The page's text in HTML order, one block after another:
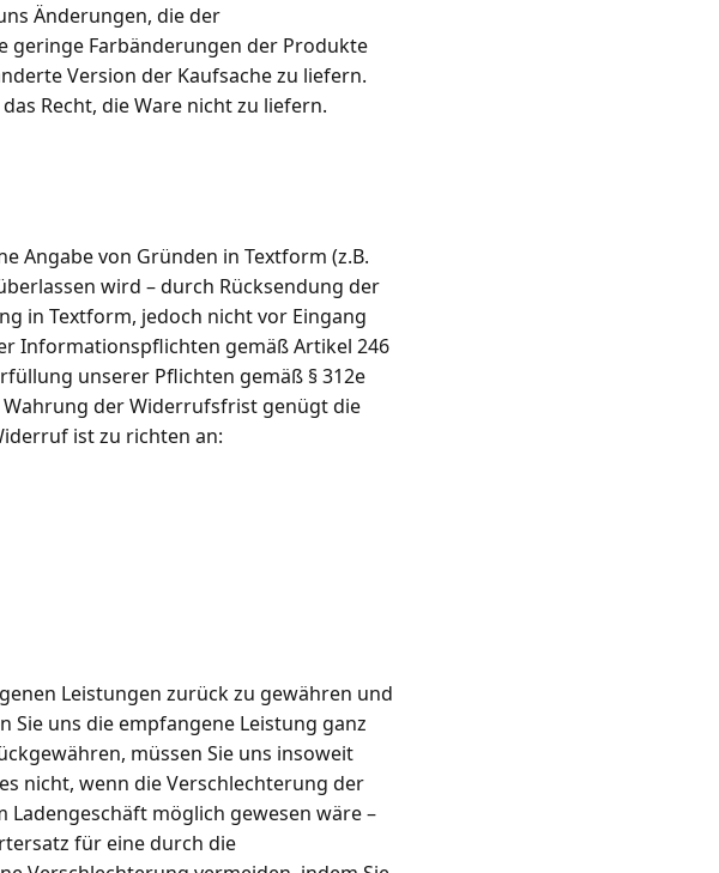
Änderungen, die der
geringe Farbänderungen der Produkte
Version der Kaufsache zu liefern.
Recht, die Ware nicht zu liefern.
Angabe von Gründen in Textform (z.B.
wird – durch Rücksendung der
in Textform, jedoch nicht vor Eingang
Informationspflichten gemäß Artikel 246
unserer Pflichten gemäß § 312e
Wahrung der Widerrufsfrist genügt die
ist zu richten an:
Leistungen zurück zu gewähren und
Sie uns die empfangene Leistung ganz
müssen Sie uns insoweit
nicht, wenn die Verschlechterung der
Ladengeschäft möglich gewesen wäre –
für eine durch die